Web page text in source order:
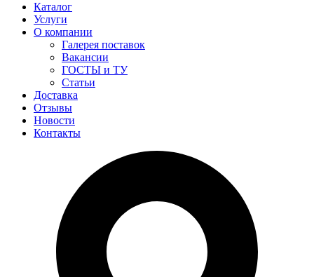
Каталог
Услуги
О компании
Галерея поставок
Вакансии
ГОСТЫ и ТУ
Статьи
Доставка
Отзывы
Новости
Контакты